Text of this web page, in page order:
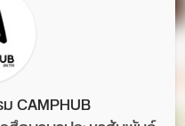
CAMPHUB